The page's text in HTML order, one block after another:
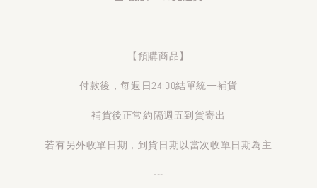
【預購商品】
付款後，每週日24:00結單統一補貨
補貨後正常約隔週五到貨寄出
若有另外收單日期，到貨日期以當次收單日期為主
---